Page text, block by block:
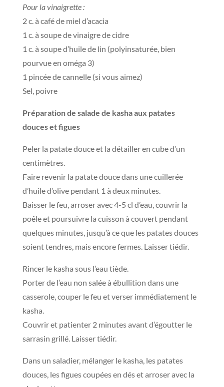
Pour la vinaigrette :
2 c. à café de miel d’acacia
1 c. à soupe de vinaigre de cidre
1 c. à soupe d’huile de lin (polyinsaturée, bien
pourvue en oméga 3)
1 pincée de cannelle (si vous aimez)
Sel, poivre
Préparation de salade de kasha aux patates
douces et figues
Peler la patate douce et la détailler en cube d’un
centimètres.
Faire revenir la patate douce dans une cuillerée
d’huile d’olive pendant 1 à deux minutes.
Baisser le feu, arroser avec 4-5 cl d’eau, couvrir la
poêle et poursuivre la cuisson à couvert pendant
quelques minutes, jusqu’à ce que les patates douces
soient tendres, mais encore fermes. Laisser tiédir.
Rincer le kasha sous l’eau tiède.
Porter de l’eau non salée à ébullition dans une
casserole, couper le feu et verser immédiatement le
kasha.
Couvrir et patienter 2 minutes avant d’égoutter le
sarrasin grillé. Laisser tiédir.
Dans un saladier, mélanger le kasha, les patates
douces, les figues coupées en dés et arroser avec la